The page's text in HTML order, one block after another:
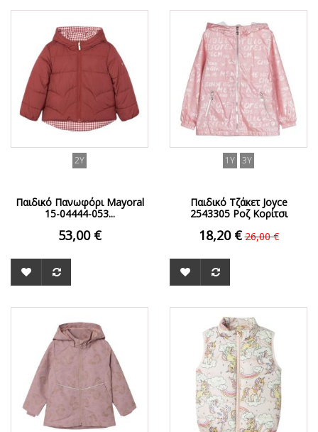
2Y
Παιδικό Πανωφόρι Mayoral
15-04444-053...
53,00 €
1Y 3Y
Παιδικό Τζάκετ Joyce
2543305 Ροζ Κορίτσι
18,20 € 26,00 €